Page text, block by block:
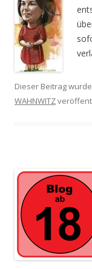
Dieser Beitrag
WAHNWITZ